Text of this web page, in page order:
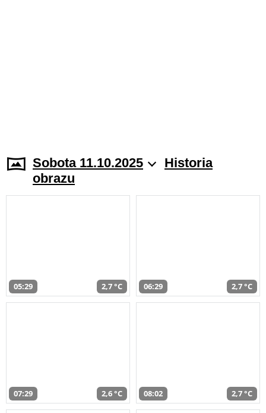
Sobota 11.10.2025
Historia
obrazu
05:29 2,7 °C 06:29 2,7 °C
07:29 2,6 °C 08:02 2,7 °C